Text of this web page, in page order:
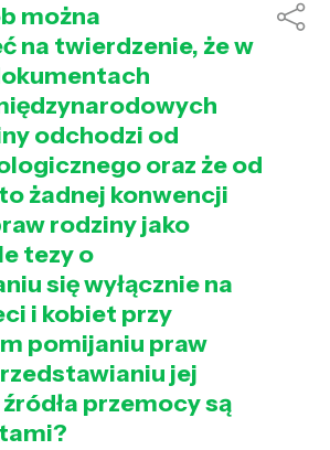
można
na twierdzenie, że w
odchodzi od
oraz że od
żadnej konwencji
rodziny jako
tezy o
się wyłącznie na
i kobiet przy
pomijaniu praw
jej
przemocy są